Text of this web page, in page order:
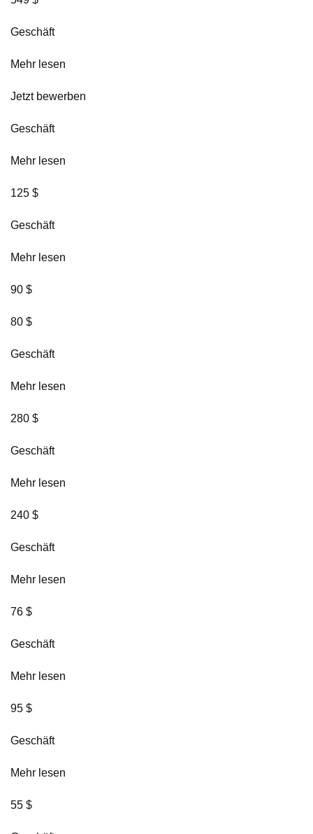
Geschäft
Mehr lesen
Jetzt bewerben
Geschäft
Mehr lesen
125 $
Geschäft
Mehr lesen
90 $
80 $
Geschäft
Mehr lesen
280 $
Geschäft
Mehr lesen
240 $
Geschäft
Mehr lesen
76 $
Geschäft
Mehr lesen
95 $
Geschäft
Mehr lesen
55 $